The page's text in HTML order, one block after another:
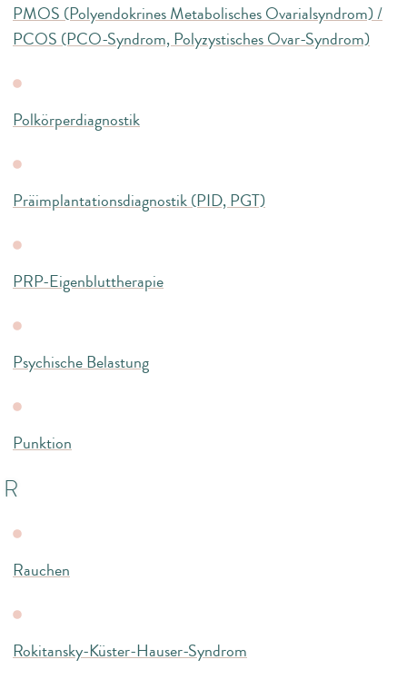
PMOS (Polyendokrines Metabolisches Ovarialsyndrom) /
PCOS (PCO-Syndrom, Polyzystisches Ovar-Syndrom)
Polkörperdiagnostik
Präimplantationsdiagnostik (PID, PGT)
PRP-Eigenbluttherapie
Psychische Belastung
Punktion
R
Rauchen
Rokitansky-Küster-Hauser-Syndrom